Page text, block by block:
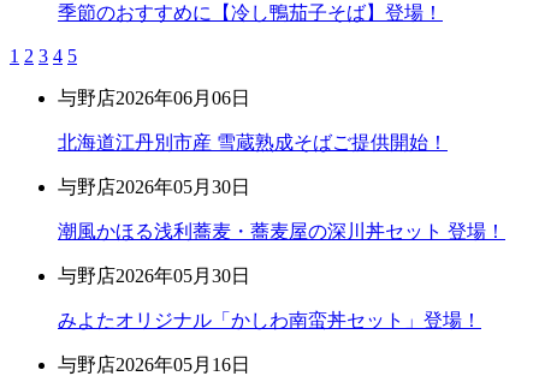
季節のおすすめに【冷し鴨茄子そば】登場！
1 2 3 4 5
与野店2026年06月06日
北海道江丹別市産 雪蔵熟成そばご提供開始！
与野店2026年05月30日
潮風かほる浅利蕎麦・蕎麦屋の深川丼セット 登場！
与野店2026年05月30日
みよたオリジナル「かしわ南蛮丼セット」登場！
与野店2026年05月16日